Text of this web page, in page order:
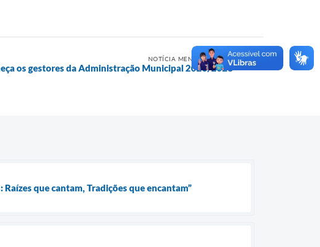
NOTÍCIA MENOS RECENTE
os gestores da Administração Municipal 2026/2028
que cantam, Tradições que encantam”